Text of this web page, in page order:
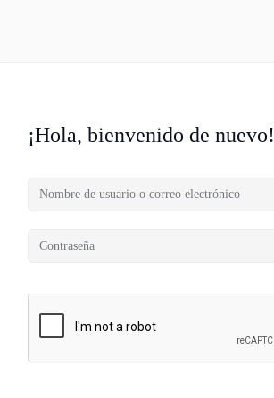
¡Hola, bienvenido de nuevo!